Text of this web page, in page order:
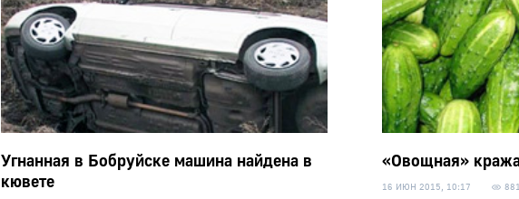
Угнанная в Бобруйске машина найдена в
кювете
«Овощная»
16 ИЮН 2015, 10:17 881